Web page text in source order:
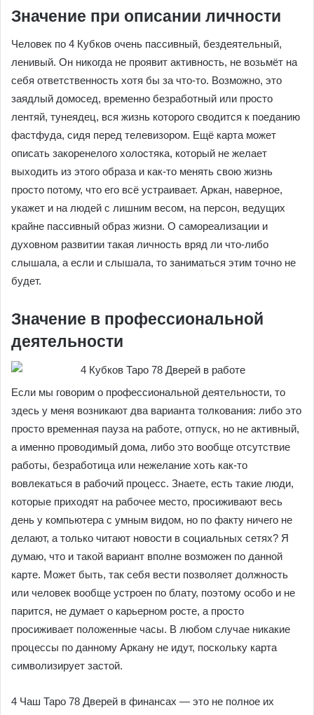
Значение при описании личности
Человек по 4 Кубков очень пассивный, бездеятельный,
ленивый. Он никогда не проявит активность, не возьмёт на
себя ответственность хотя бы за что-то. Возможно, это
заядлый домосед, временно безработный или просто
лентяй, тунеядец, вся жизнь которого сводится к поеданию
фастфуда, сидя перед телевизором. Ещё карта может
описать закоренелого холостяка, который не желает
выходить из этого образа и как-то менять свою жизнь
просто потому, что его всё устраивает. Аркан, наверное,
укажет и на людей с лишним весом, на персон, ведущих
крайне пассивный образ жизни. О самореализации и
духовном развитии такая личность вряд ли что-либо
слышала, а если и слышала, то заниматься этим точно не
будет.
Значение в профессиональной
деятельности
Если мы говорим о профессиональной деятельности, то
здесь у меня возникают два варианта толкования: либо это
просто временная пауза на работе, отпуск, но не активный,
а именно проводимый дома, либо это вообще отсутствие
работы, безработица или нежелание хоть как-то
вовлекаться в рабочий процесс. Знаете, есть такие люди,
которые приходят на рабочее место, просиживают весь
день у компьютера с умным видом, но по факту ничего не
делают, а только читают новости в социальных сетях? Я
думаю, что и такой вариант вполне возможен по данной
карте. Может быть, так себя вести позволяет должность
или человек вообще устроен по блату, поэтому особо и не
парится, не думает о карьерном росте, а просто
просиживает положенные часы. В любом случае никакие
процессы по данному Аркану не идут, поскольку карта
символизирует застой.
4 Чаш Таро 78 Дверей в финансах — это не полное их